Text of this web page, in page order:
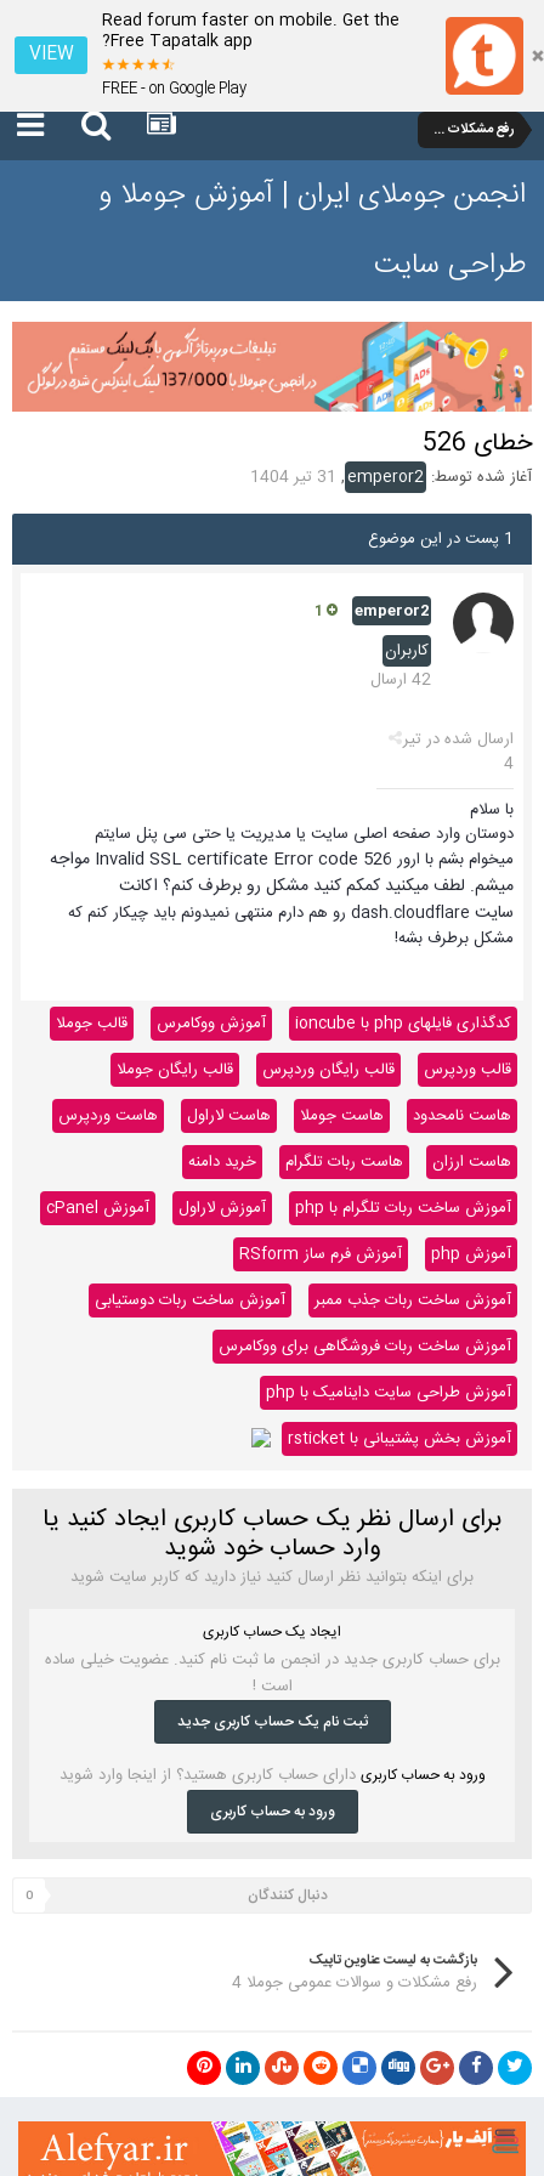
Read forum faster on mobile. Get the
Free Tapatalk app?
FREE - on Google Play
VIEW
رفع مشکلات و سوالات عمومی جوملا 4
انجمن جوملای ایران | آموزش جوملا و
طراحی سایت
خطای 526
آغاز شده توسط: emperor2
, 31 تیر 1404
1 پست در این موضوع
emperor2
کاربران
42 ارسال
ارسال شده در تیر
4
با سلام
دوستان وارد صفحه اصلی سایت یا مدیریت یا حتی سی پنل سایتم
میخوام بشم با ارور
Invalid SSL certificate Error code 526 مواجه
میشم. لطف میکنید کمکم کنید مشکل رو برطرف کنم؟ اکانت
سایت
dash.cloudflare رو هم دارم منتهی نمیدونم باید چیکار کنم که
مشکل برطرف بشه!
کدگذاری فایلهای php با ioncube آموزش ووکامرس
قالب جوملا
قالب وردپرس
قالب رایگان وردپرس
قالب رایگان جوملا
هاست نامحدود
هاست جوملا هاست لاراول
هاست وردپرس
هاست ارزان
هاست ربات تلگرام
خرید دامنه
آموزش ساخت ربات تلگرام با php
آموزش لاراول
آموزش cPanel
آموزش php
آموزش فرم ساز RSform
آموزش ساخت ربات جذب ممبر
آموزش ساخت ربات دوستیابی
آموزش ساخت ربات فروشگاهی برای ووکامرس
آموزش طراحی سایت داینامیک با php
آموزش بخش پشتیبانی با rsticket
برای ارسال نظر یک حساب کاربری ایجاد کنید یا
وارد حساب خود شوید
برای اینکه بتوانید نظر ارسال کنید نیاز دارید که کاربر سایت شوید
ایجاد یک حساب کاربری
برای حساب کاربری جدید در انجمن ما ثبت نام کنید. عضویت خیلی ساده
است !
ثبت نام یک حساب کاربری جدید
ورود به حساب کاربری دارای حساب کاربری هستید؟ از اینجا وارد شوید
ورود به حساب کاربری
دنبال کنندگان 0
بازگشت به لیست عناوین تاپیک
رفع مشکلات و سوالات عمومی جوملا 4